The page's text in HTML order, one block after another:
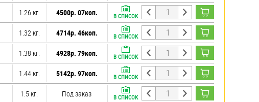
1.26 кг. 4500р. 07коп. В СПИСОК
1.32 кг. 4714р. 46коп. В СПИСОК
1.38 кг. 4928р. 79коп. В СПИСОК
1.44 кг. 5142р. 97коп. В СПИСОК
1.5 кг. Под заказ В СПИСОК